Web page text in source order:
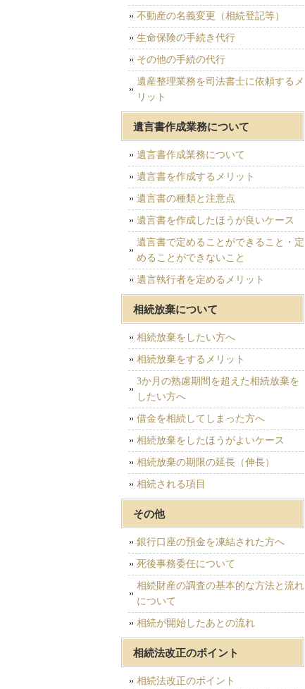
不動産の名義変更（相続登記等）
生命保険の手続き代行
その他の手続の代行
遺産整理業務を司法書士に依頼するメ
リット
遺言書作成業務について
遺言書作成業務について
遺言書を作成するメリット
遺言書の種類と注意点
遺言書を作成したほうが良いケース
遺言書で定めることができること・定
めることができないこと
遺言執行者を定めるメリット
相続放棄について
相続放棄をしたい方へ
相続放棄をするメリット
3か月の熟慮期間を超えた相続放棄を
したい方へ
借金を相続してしまった方へ
相続放棄をしたほうがよいケース
相続放棄の期限の延長（伸長）
相続される項目
その他
銀行口座の預金を凍結された方へ
死後事務委任について
相続財産の調査の基本的な方法と流れ
について
相続が開始したあとの流れ
相続法改正のポイント
相続法改正のポイント